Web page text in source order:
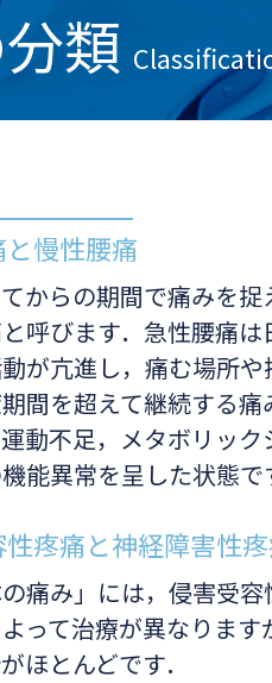
類
慢性腰痛
からの期間で痛みを捉
呼びます．急性腰痛
が亢進し，痛む場所
間を超えて継続する
動不足，メタボリッ
能異常を呈した状態で
性疼痛と神経障害性
痛み」には，侵害受
って治療が異なりま
ほとんどです．